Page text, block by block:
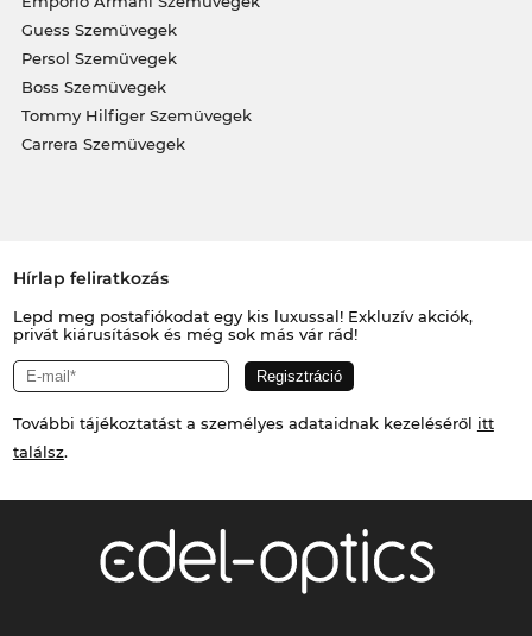
Guess Szemüvegek
Persol Szemüvegek
Boss Szemüvegek
Tommy Hilfiger Szemüvegek
Carrera Szemüvegek
Hírlap feliratkozás
Lepd meg postafiókodat egy kis luxussal! Exkluzív akciók,
privát kiárusítások és még sok más vár rád!
További tájékoztatást a személyes adataidnak kezeléséről itt
találsz.